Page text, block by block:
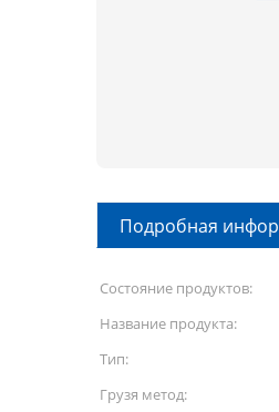
Подробная
Состояние продуктов:
Название продукта:
Тип:
Грузя метод: